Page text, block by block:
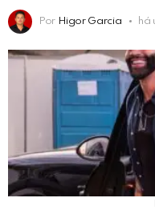
Por Higor Garcia há